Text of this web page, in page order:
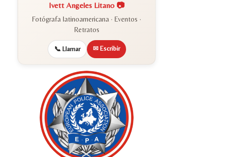
Ivett Angeles Litano 📷
Fotógrafa latinoamericana · Eventos ·
Retratos
📞 Llamar ✉ Escribir